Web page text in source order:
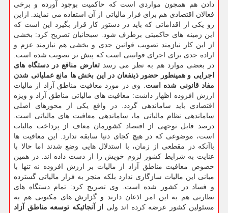
دادن هم همچون مواردی است كه حاكمیت بوجود آورده و برخی
فعالان اقتصادی هم برای فرار مالیاتی از آن استفاده می نمایند. ازاین
رو یكی از اقداماتی كه باید در دستور كار قرار بگیرد این است كه
این زمینه های حاكمیتی برطرف شود. سبحانیان تصریح كرد: بخشی
از این كار نیازمند تصویب قوانین جدی و بخشی هم نیازمند عزم و
اراده جدی برای اجرای قوانینی است كه پیش تر تصویب شده است.
در بعضی موارد هم به نظر می رسد تعارض منافع در دستگاه های
اجرایی و همینطور حضور ذینفعان در این بخش ها مانع عملیاتی شدن
مفاد قانونی شده است. وی در مورد معافیت مناطق آزاد از مالیات
ارزش افزوده اظهار داشت: معافیت های مالیاتی مناطق آزاد و ویژه
اقتصادی باید ساماندهی گردد. در واقع یكی از محورهای اصلی
ساماندهی نظام مالیاتی ما، ساماندهی معافیت های مالیاتی است.
درصد قابل توجهی از اقتصاد كشورمان معاف از پرداخت مالیات
است، موضوعی كه در هیچ كجای دنیا سابقه ندارد. این معافیت ها
باآنكه در مقطعی از زمان، با استدلال هایی وضع شدند اما حالا با
عنایت به شرایط كشور لزوم خویش را از دست داده اند. در همین
خصوص معافیت مناطق آزاد از مالیات بر ارزش افزوده نه تنها با
مبانی این مالیات سازگاری ندارد بلكه منجر به فرار مالیاتی گسترده
و فساد در كشور شده است. وی تصریح كرد: تمام دستگاه های
نظارتی هم به این امر اذعان دارند و گزارش های مكتوبی هم به
مسئولین كشور عرضه كرده اند ولی از آنجائیكه توسعه مناطق آزاد